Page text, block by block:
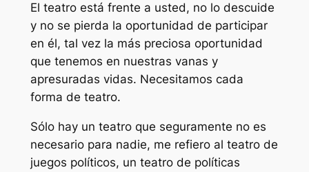
El teatro está frente a usted, no lo descuide
y no se pierda la oportunidad de participar
en él, tal vez la más preciosa oportunidad
que tenemos en nuestras vanas y
apresuradas vidas. Necesitamos cada
forma de teatro.
Sólo hay un teatro que seguramente no es
necesario para nadie, me refiero al teatro de
juegos políticos, un teatro de políticas